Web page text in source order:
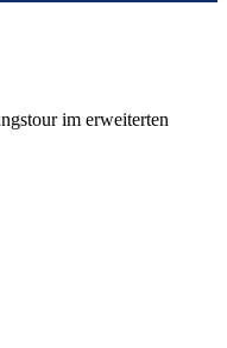
im erweiterten